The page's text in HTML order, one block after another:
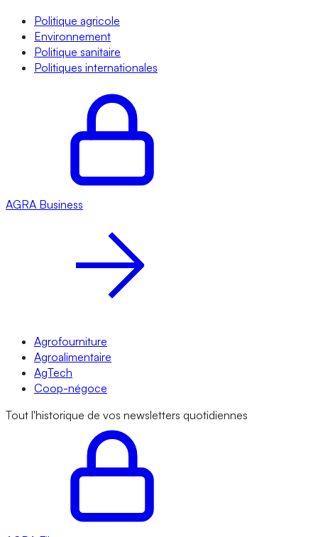
Politique agricole
Environnement
Politique sanitaire
Politiques internationales
AGRA Business
Agrofourniture
Agroalimentaire
AgTech
Coop-négoce
Tout l'historique de vos newsletters quotidiennes